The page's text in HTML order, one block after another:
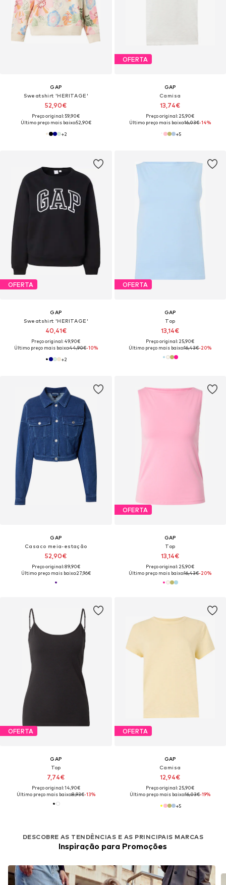
GAP
Sweatshirt 'HERITAGE'
52,90€
Preço original: 59,90€
Último preço mais baixo:52,90€
+2
OFERTA
GAP
Camisa
13,74€
Preço original: 25,90€
Último preço mais baixo:16,03€-14%
+5
OFERTA
GAP
Sweatshirt 'HERITAGE'
40,41€
Preço original: 49,90€
Último preço mais baixo:44,90€-10%
+2
OFERTA
GAP
Top
13,14€
Preço original: 25,90€
Último preço mais baixo:16,43€-20%
GAP
Casaco meia-estação
52,90€
Preço original: 89,90€
Último preço mais baixo:27,96€
OFERTA
GAP
Top
13,14€
Preço original: 25,90€
Último preço mais baixo:16,43€-20%
OFERTA
GAP
Top
7,74€
Preço original: 14,90€
Último preço mais baixo:8,93€-13%
OFERTA
GAP
Camisa
12,94€
Preço original: 25,90€
Último preço mais baixo:16,03€-19%
+5
DESCOBRE AS TENDÊNCIAS E AS PRINCIPAIS MARCAS
Inspiração para Promoções